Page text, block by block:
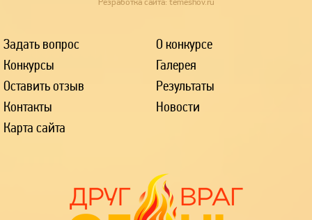
Задать вопрос
О конкурсе
Конкурсы
Галерея
Оставить отзыв
Результаты
Контакты
Новости
Карта сайта